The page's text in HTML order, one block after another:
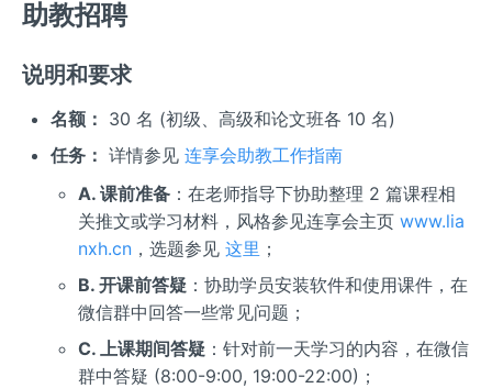
助教招聘
说明和要求
名额： 30 名 (初级、高级和论文班各 10 名)
任务： 详情参见 连享会助教工作指南
A. 课前准备 ：在老师指导下协助整理 2 篇课程相
关推文或学习材料，风格参见连享会主页www.lia
nxh.cn ，选题参见这里 ；
B. 开课前答疑 ：协助学员安装软件和使用课件，在
微信群中回答一些常见问题；
C. 上课期间答疑 ：针对前一天学习的内容，在微信
群中答疑 (8:00-9:00, 19:00-22:00)；